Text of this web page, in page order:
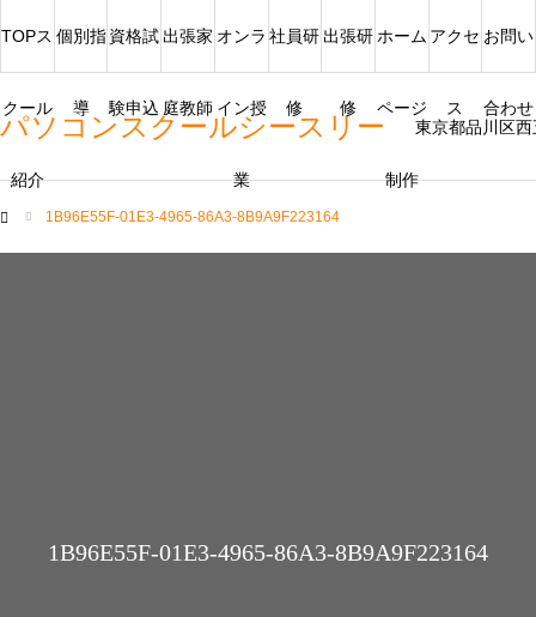
パソコンスクールシースリー 東京都品川区
TOPス
クール
紹介
個別指
導
資格試
験申込
出張家
庭教師
オンラ
イン授
業
社員研
修
出張研
修
ホーム
ページ
制作
アクセ
ス
お問い
合わせ
1B96E55F-01E3-4965-86A3-8B9A9F223164
1B96E55F-01E3-4965-86A3-8B9A9F223164